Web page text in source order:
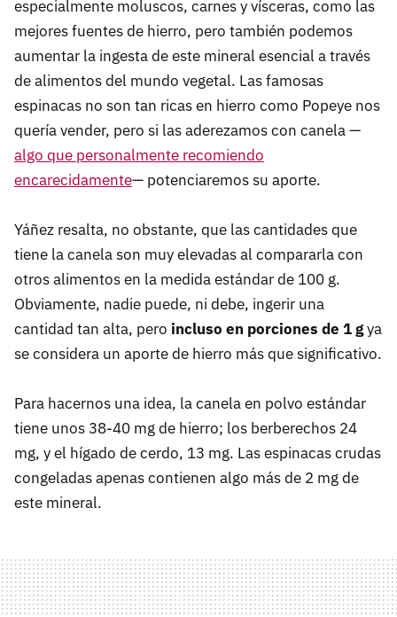
especialmente moluscos, carnes y vísceras, como las
mejores fuentes de hierro, pero también podemos
aumentar la ingesta de este mineral esencial a través
de alimentos del mundo vegetal. Las famosas
espinacas no son tan ricas en hierro como Popeye nos
quería vender, pero si las aderezamos con canela —
algo que personalmente recomiendo
encarecidamente— potenciaremos su aporte.
Yáñez resalta, no obstante, que las cantidades que
tiene la canela son muy elevadas al compararla con
otros alimentos en la medida estándar de 100 g.
Obviamente, nadie puede, ni debe, ingerir una
cantidad tan alta, pero incluso en porciones de 1 gya
se considera un aporte de hierro más que significativo.
Para hacernos una idea, la canela en polvo estándar
tiene unos 38-40 mg de hierro; los berberechos 24
mg, y el hígado de cerdo, 13 mg. Las espinacas crudas
congeladas apenas contienen algo más de 2 mg de
este mineral.